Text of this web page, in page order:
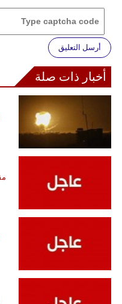
أرسل التعليق
أخبار ذات صلة